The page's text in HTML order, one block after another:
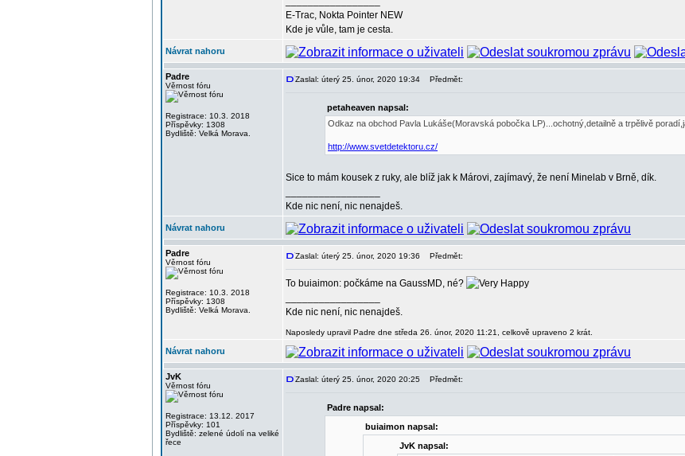
E-Trac, Nokta Pointer NEW
Kde je vůle, tam je cesta.
Návrat nahoru
Padre
Věrnost fóru
Registrace: 10.3. 2018
Příspěvky: 1308
Bydliště: Velká Morava.
Zaslal: úterý 25. únor, 2020 19:34 Předmět:
petaheaven napsal:
Odkaz na obchod Pavla Lukáše(Moravská pobočka LP)...ochotný,detailně a trpělivě
http://www.svetdetektoru.cz/
Sice to mám kousek z ruky, ale blíž jak k Márovi, zajímavý, že není Minelab v Brně, dík.
Kde nic není, nic nenajdeš.
Návrat nahoru
Padre
Věrnost fóru
Registrace: 10.3. 2018
Příspěvky: 1308
Bydliště: Velká Morava.
Zaslal: úterý 25. únor, 2020 19:36 Předmět:
To buiaimon: počkáme na GaussMD, né?
Kde nic není, nic nenajdeš.
Naposledy upravil Padre dne středa 26. únor, 2020 11:21, celkově upraveno 2 krát.
Návrat nahoru
JvK
Věrnost fóru
Registrace: 13.12. 2017
Příspěvky: 101
Bydliště: zelené údolí na veliké
řece
Zaslal: úterý 25. únor, 2020 20:25 Předmět:
Padre napsal:
buiaimon napsal:
JvK napsal: